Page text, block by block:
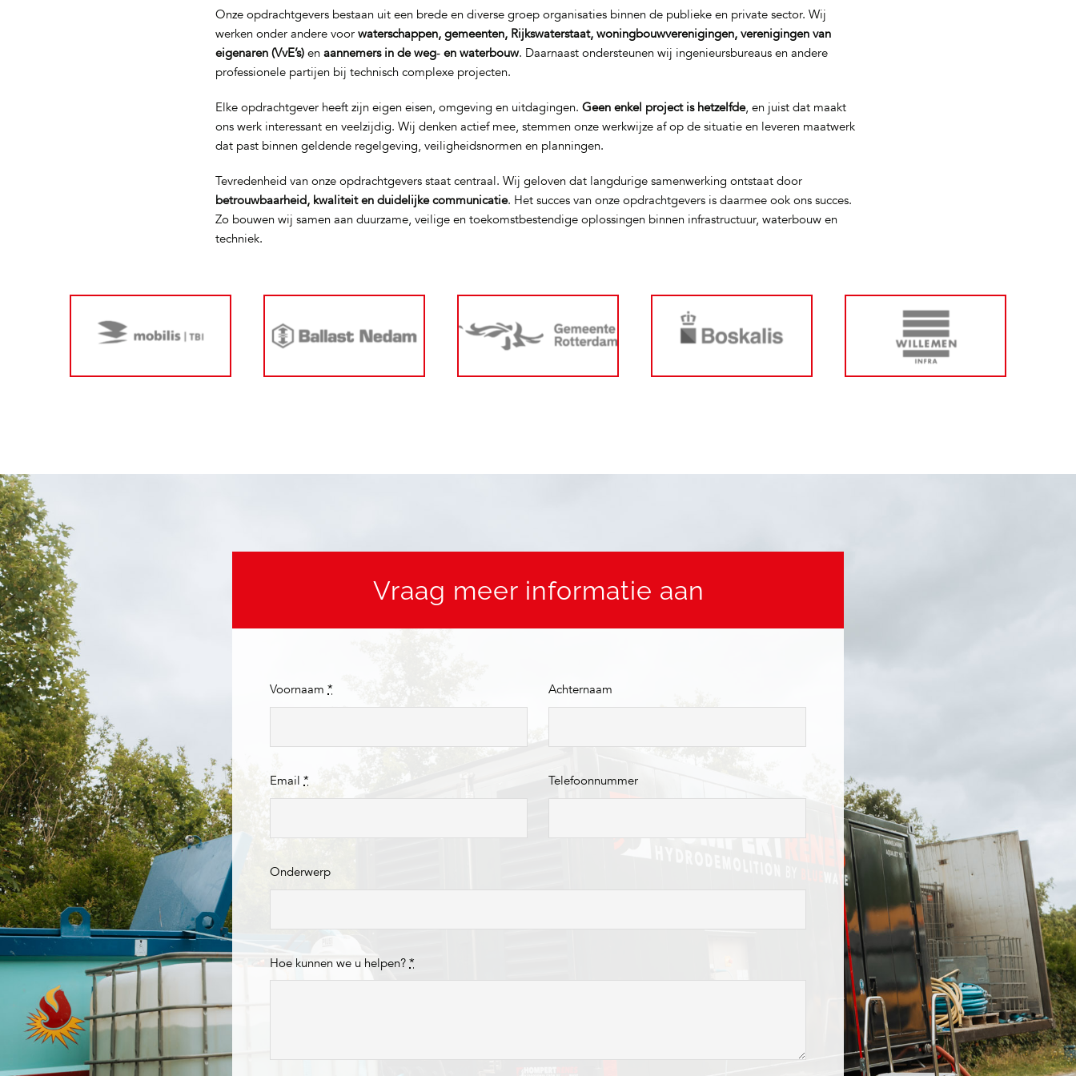
Onze opdrachtgevers bestaan uit een brede en diverse groep organisaties binnen de publieke en private sector. Wij
werken onder andere voorwaterschappen, gemeenten, Rijkswaterstaat, woningbouwverenigingen, verenigingen van
eigenaren (VvE’s) enaannemers in de weg‑ en waterbouw. Daarnaast ondersteunen wij ingenieursbureaus en andere
professionele partijen bij technisch complexe projecten.
Elke opdrachtgever heeft zijn eigen eisen, omgeving en uitdagingen.Geen enkel project is hetzelfde, en juist dat maakt
ons werk interessant en veelzijdig. Wij denken actief mee, stemmen onze werkwijze af op de situatie en leveren maatwerk
dat past binnen geldende regelgeving, veiligheidsnormen en planningen.
Tevredenheid van onze opdrachtgevers staat centraal. Wij geloven dat langdurige samenwerking ontstaat door
betrouwbaarheid, kwaliteit en duidelijke communicatie. Het succes van onze opdrachtgevers is daarmee ook ons succes.
Zo bouwen wij samen aan duurzame, veilige en toekomstbestendige oplossingen binnen infrastructuur, waterbouw en
techniek.
Vraag meer informatie aan
Voornaam*
Email*
Achternaam
Telefoonnummer
Onderwerp
Hoe kunnen we u helpen?*